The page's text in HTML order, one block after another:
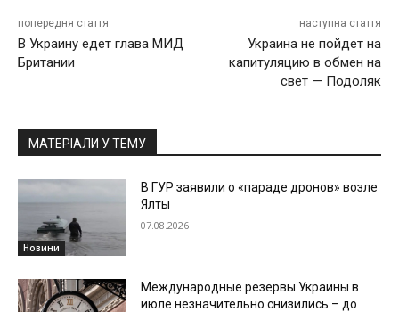
попередня стаття
В Украину едет глава МИД
Британии
наступна стаття
Украина не пойдет на
капитуляцию в обмен на
свет — Подоляк
МАТЕРІАЛИ У ТЕМУ
Новини
В ГУР заявили о «параде дронов» возле
Ялты
07.08.2026
Международные резервы Украины в
июле незначительно снизились – до